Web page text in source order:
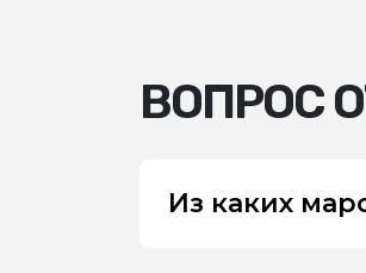
ВОПРОС
Из каких